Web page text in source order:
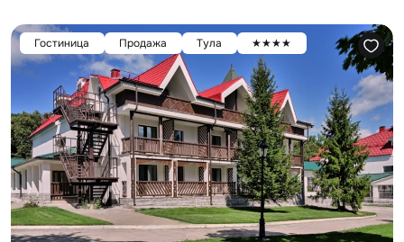
Гостиница Продажа Тула ★★★★